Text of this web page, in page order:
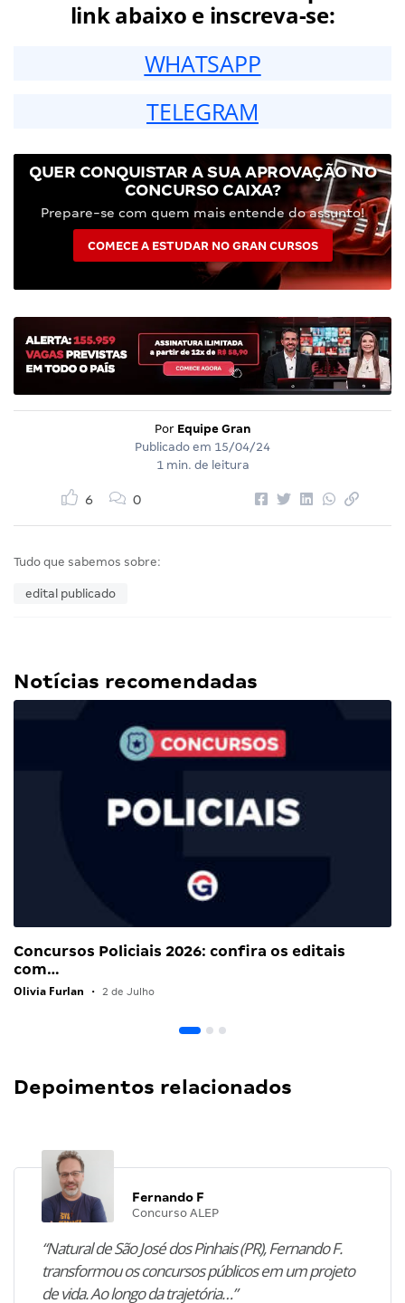
link abaixo e inscreva-se:
WHATSAPP
TELEGRAM
QUER CONQUISTAR A SUA APROVAÇÃO NO
CONCURSO CAIXA?
Prepare-se com quem mais entende do assunto!
COMECE A ESTUDAR NO GRAN CURSOS
Por Equipe Gran
Publicado em 15/04/24
1 min. de leitura
6 0
Tudo que sabemos sobre:
edital publicado
Notícias recomendadas
Concursos Policiais 2026: confira os editais
com…
Olivia Furlan • 2 de Julho
Depoimentos relacionados
Fernando F
Concurso ALEP
“Natural de São José dos Pinhais (PR), Fernando F.
transformou os concursos públicos em um projeto
de vida. Ao longo da trajetória…”